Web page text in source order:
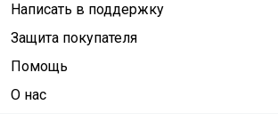
Написать в поддержку
Защита покупателя
Помощь
О нас